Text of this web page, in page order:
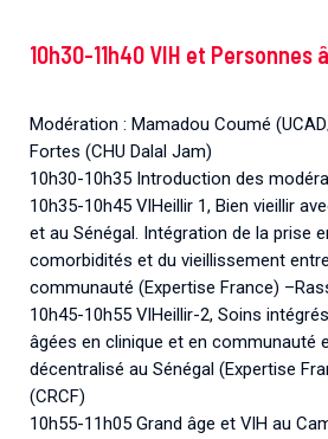
10h30-11h40 VIH et Personnes
Modération : Mamadou Coumé
Fortes (CHU Dalal Jam)
10h30-10h35 Introduction des
10h35-10h45 VIHeillir 1, Bien vieillir
et au Sénégal. Intégration de la prise
comorbidités et du vieillissement
communauté (Expertise France)
10h45-10h55 VIHeillir-2, Soins
âgées en clinique et en communauté
décentralisé au Sénégal (Expertise
(CRCF)
10h55-11h05 Grand âge et VIH au